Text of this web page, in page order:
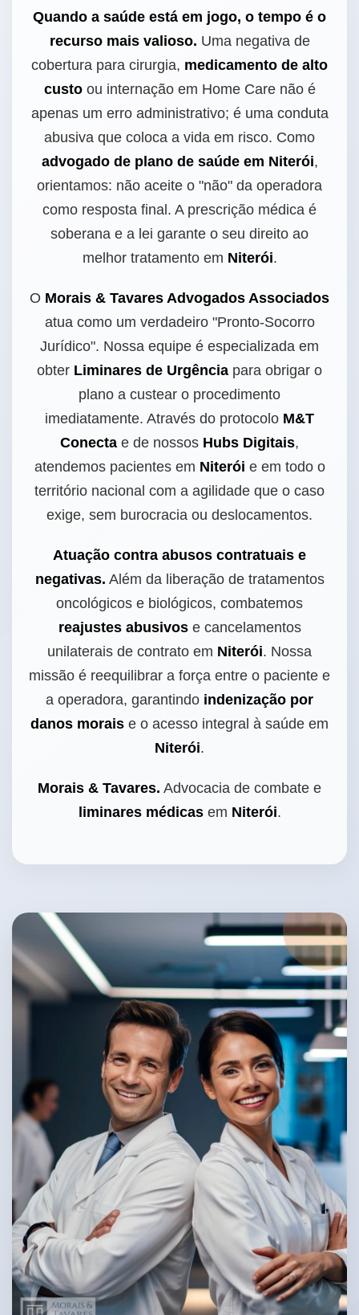
Quando a saúde está em jogo, o tempo é o
recurso mais valioso. Uma negativa de
cobertura para cirurgia, medicamento de alto
custoou internação em Home Care não é
apenas um erro administrativo; é uma conduta
abusiva que coloca a vida em risco. Como
advogado de plano de saúde em Niterói,
orientamos: não aceite o "não" da operadora
como resposta final. A prescrição médica é
soberana e a lei garante o seu direito ao
melhor tratamento em Niterói.
O Morais & Tavares Advogados Associados
atua como um verdadeiro "Pronto-Socorro
Jurídico". Nossa equipe é especializada em
obter Liminares de Urgência para obrigar o
plano a custear o procedimento
imediatamente. Através do protocolo M&T
Conecta e de nossos Hubs Digitais,
atendemos pacientes em Niterói e em todo o
território nacional com a agilidade que o caso
exige, sem burocracia ou deslocamentos.
Atuação contra abusos contratuais e
negativas. Além da liberação de tratamentos
oncológicos e biológicos, combatemos
reajustes abusivose cancelamentos
unilaterais de contrato em Niterói. Nossa
missão é reequilibrar a força entre o paciente e
a operadora, garantindo indenização por
danos morais e o acesso integral à saúde em
Niterói.
Morais & Tavares. Advocacia de combate e
liminares médicasem Niterói.